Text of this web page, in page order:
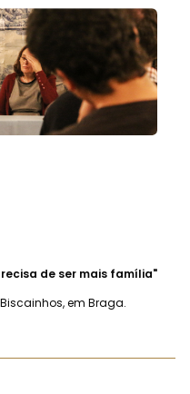
de ser mais família"
em Braga.